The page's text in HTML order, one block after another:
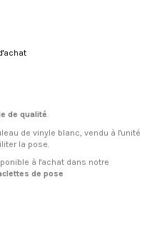
de qualité.
de vinyle blanc, vendu à l'unité
la pose.
à l'achat dans notre
de pose